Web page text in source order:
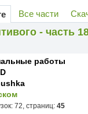
Все части
- часть
работы
72, страниц: 45